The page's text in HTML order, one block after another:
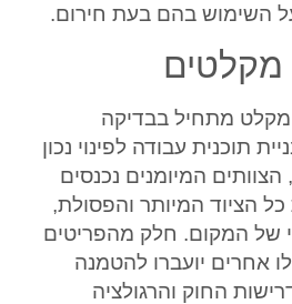
השימוש בהם בעת חירום.
מקלטים
מקלט מתחיל בבדיקה
תוכנית עבודה לפינוי נכון
הצוותים המיומנים נכנסים
הציוד המיותר והפסולת,
של המקום. חלק מהפריטים
אחרים יועברו להטמנה
החוק והרגולציה